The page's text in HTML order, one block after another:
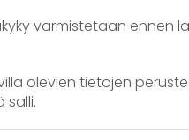
varmistetaan ennen
olevien tietojen
salli.